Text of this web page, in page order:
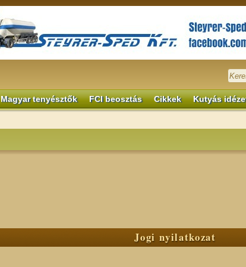
Magyar tenyésztők FCI beosztás Cikkek Kutyás
Jogi nyilatkozat